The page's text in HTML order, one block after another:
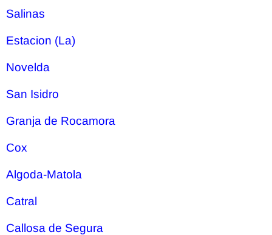
Salinas
Estacion (La)
Novelda
San Isidro
Granja de Rocamora
Cox
Algoda-Matola
Catral
Callosa de Segura